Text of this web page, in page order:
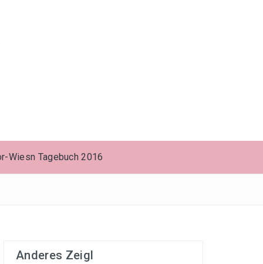
Wiesn Tagebuch 2016
Anderes Zeigl